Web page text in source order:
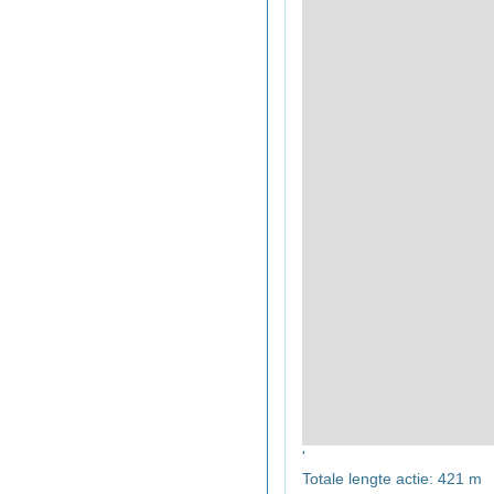
'
Totale lengte actie: 421 m